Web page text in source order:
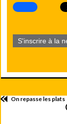
S'inscrire à la
On repasse les plats